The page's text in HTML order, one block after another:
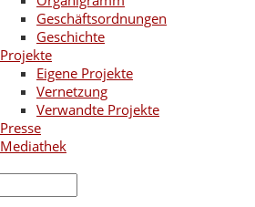
Geschäftsordnungen
Geschichte
Projekte
Eigene Projekte
Vernetzung
Verwandte Projekte
Presse
Mediathek